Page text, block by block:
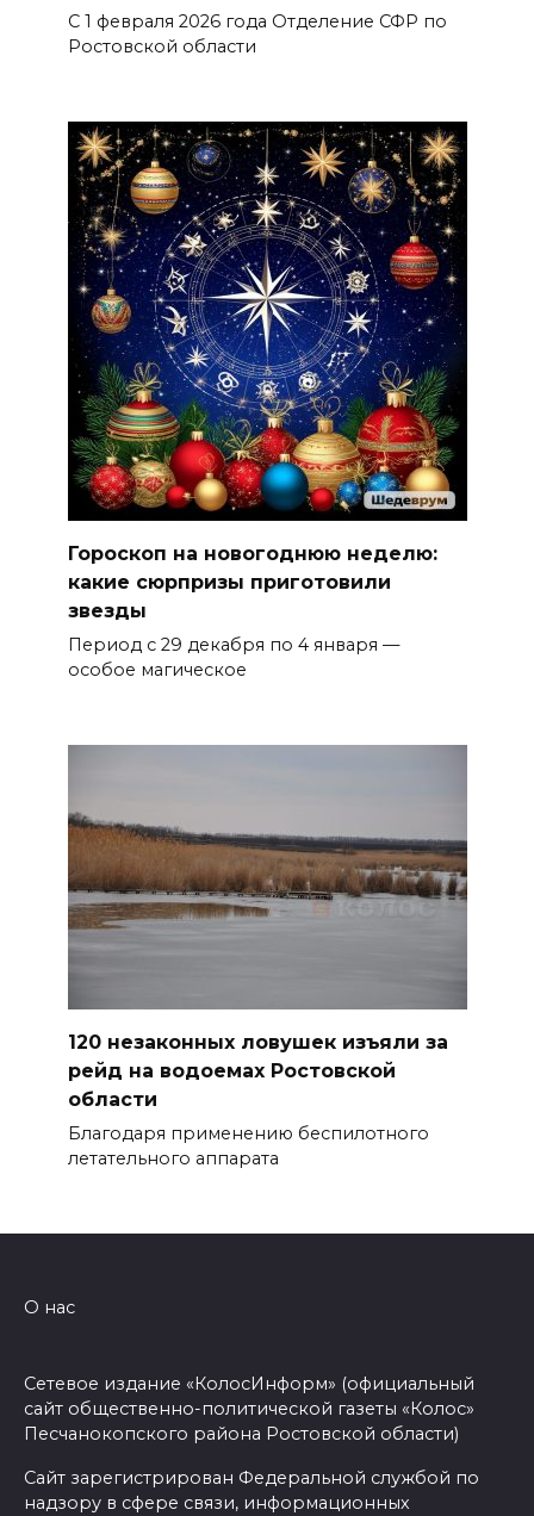
С 1 февраля 2026 года Отделение СФР по
Ростовской области
Гороскоп на новогоднюю неделю:
какие сюрпризы приготовили
звезды
Период с 29 декабря по 4 января —
особое магическое
120 незаконных ловушек изъяли за
рейд на водоемах Ростовской
области
Благодаря применению беспилотного
летательного аппарата
О нас
Сетевое издание «КолосИнформ» (официальный
сайт общественно-политической газеты «Колос»
Песчанокопского района Ростовской области)
Сайт зарегистрирован Федеральной службой по
надзору в сфере связи, информационных